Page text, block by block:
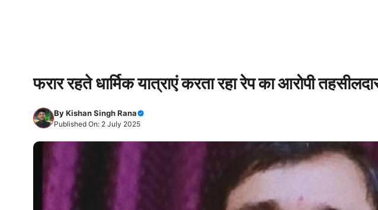
फरार रहते धार्मिक यात्राएं करता रहा रेप का आरोपी
ByKishan Singh Rana
Published On: 2 July 2025